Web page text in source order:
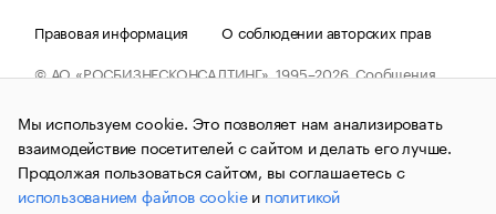
Правовая информация
О соблюдении авторских прав
© АО «РОСБИЗНЕСКОНСАЛТИНГ»,1995–2026.Сообщения
связи, информационных технологий и массовых
коммуникаций (Роскомнадзор) 09.12.2015 за номером ИА
№ФС77-63848) сопровождаются пометкой «РБК». Отдельные
публикации могут содержать информацию,
не предназначенную для пользователей
Мы используем cookie. Это позволяет нам анализировать
взаимодействие посетителей с сайтом и делать его лучше.
Продолжая пользоваться сайтом, вы соглашаетесь с
использованием файлов cookieи политикой